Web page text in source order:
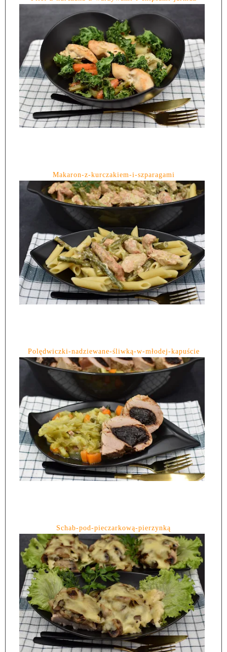
Makaron-z-kurczakiem-i-szparagami
Polędwiczki-nadziewane-śliwką-w-młodej-kapuście
Schab-pod-pieczarkową-pierzynką